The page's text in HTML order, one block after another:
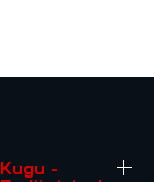
Kugu -